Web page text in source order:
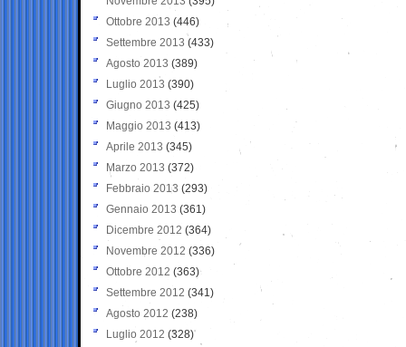
Ottobre 2013 (446)
Settembre 2013 (433)
Agosto 2013 (389)
Luglio 2013 (390)
Giugno 2013 (425)
Maggio 2013 (413)
Aprile 2013 (345)
Marzo 2013 (372)
Febbraio 2013 (293)
Gennaio 2013 (361)
Dicembre 2012 (364)
Novembre 2012 (336)
Ottobre 2012 (363)
Settembre 2012 (341)
Agosto 2012 (238)
Luglio 2012 (328)